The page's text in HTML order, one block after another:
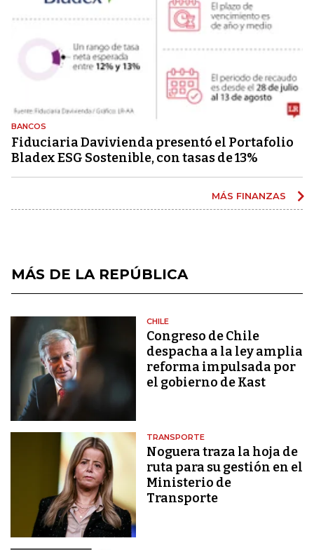
BANCOS
Fiduciaria Davivienda presentó el Portafolio
Bladex ESG Sostenible, con tasas de 13%
MÁS FINANZAS
MÁS DE LA REPÚBLICA
CHILE
Congreso de Chile
despacha a la ley amplia
reforma impulsada por
el gobierno de Kast
TRANSPORTE
Noguera traza la hoja de
ruta para su gestión en el
Ministerio de
Transporte